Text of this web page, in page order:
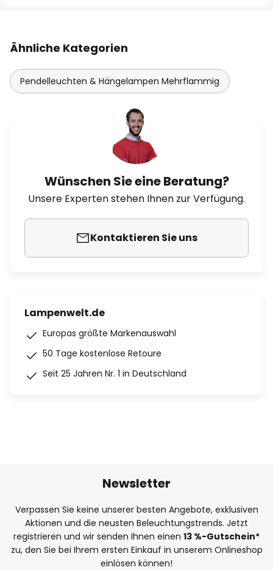
Ähnliche Kategorien
Pendelleuchten & Hängelampen Mehrflammig
Wünschen Sie eine Beratung?
Unsere Experten stehen Ihnen zur Verfügung.
Kontaktieren Sie uns
Lampenwelt.de
Europas größte Markenauswahl
50 Tage kostenlose Retoure
Seit 25 Jahren Nr. 1 in Deutschland
Newsletter
Verpassen Sie keine unserer besten Angebote, exklusiven
Aktionen und die neusten Beleuchtungstrends. Jetzt
registrieren und wir senden Ihnen einen 13 %-Gutschein*
zu, den Sie bei Ihrem ersten Einkauf in unserem Onlineshop
einlösen können!